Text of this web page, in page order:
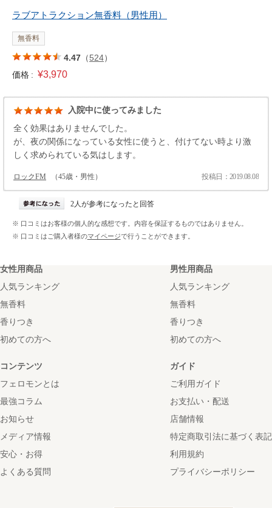
ラブアトラクション無香料（男性用）
無香料
4.47 （524）
価格 : ¥3,970
入院中に使ってみました
全く効果はありませんでした。
が、夜の関係になっている女性に使うと、付けてない時より激
しく求められている気はします。
ロックFM （45歳・男性） 投稿日：2019.08.08
2人が参考になったと回答
※ 口コミはお客様の個人的な感想です。内容を保証するものではありません。
※ 口コミはご購入者様のマイページで行うことができます。
女性用商品
人気ランキング
無香料
香りつき
初めての方へ
男性用商品
人気ランキング
無香料
香りつき
初めての方へ
コンテンツ
フェロモンとは
最強コラム
お知らせ
メディア情報
安心・お得
よくある質問
ガイド
ご利用ガイド
お支払い・配送
店舗情報
特定商取引法に基づく表記
利用規約
プライバシーポリシー